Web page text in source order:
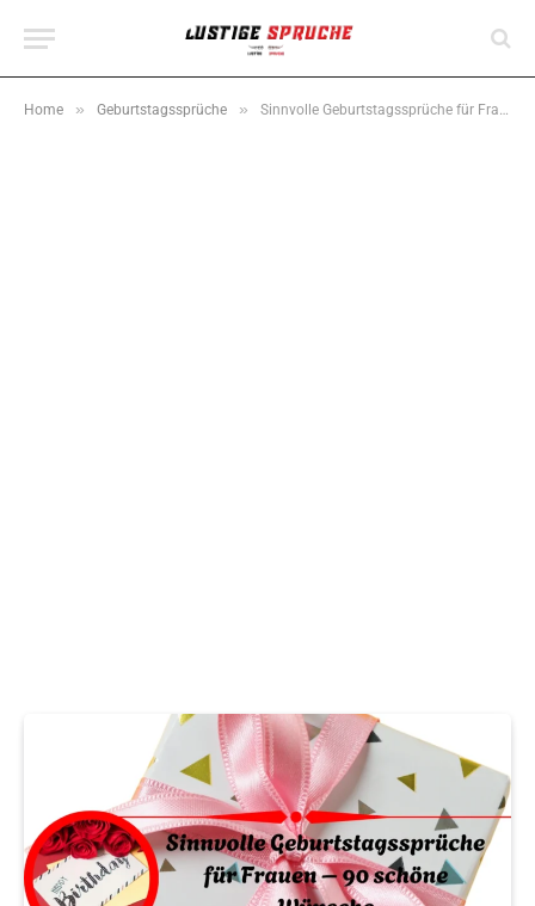
Home » Geburtstagssprüche » Sinnvolle Geburtstagssprüche für Frauen – 90 schöne Wünsche